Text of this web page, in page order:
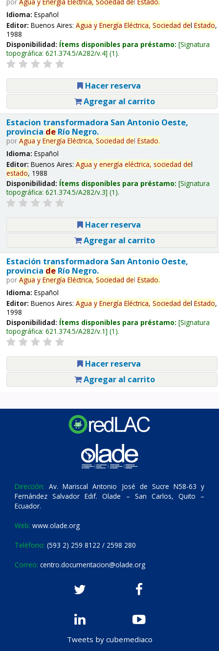
Idioma: Español
Editor: Buenos Aires: Agua y Energía Eléctrica, Sociedad del Estado,
1988
Disponibilidad: Ítems disponibles para préstamo: Signatura
topográfica: 621.374.5/A282/v.4 (1).
Hacer reserva
Agregar al carrito
Estacion transformadora San Antonio Oeste,
provincia deRío Negro.
por Agua y Energía Eléctrica, Sociedad del Estado.
Idioma: Español
Editor: Buenos Aires: Agua y energía eléctrica, sociedad del
estado, 1988
Disponibilidad: Ítems disponibles para préstamo: Signatura
topográfica: 621.374.5/A282/v.3 (1).
Hacer reserva
Agregar al carrito
Estación transformadora San Antonio Oeste,
provincia deRío Negro.
por Agua y Energía Eléctrica, Sociedad del Estado.
Idioma: Español
Editor: Buenos Aires: Agua y Energía Eléctrica, Sociedad del Estado,
1998
Disponibilidad: Ítems disponibles para préstamo: Signatura
topográfica: 621.374.5/A282/v.1 (1).
Hacer reserva
Agregar al carrito
Dirección: Av. Mariscal Antonio José de Sucre N58-63 y
Fernández Salvador Edif. Olade – San Carlos, Quito –
Ecuador.
Web: www.olade.org
Teléfono: (593 2) 259 8122 / 2598 280
Correo: centro.documentacion@olade.org
Tweets by cubemediaco